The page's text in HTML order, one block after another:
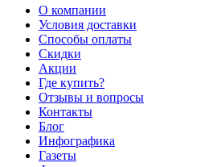
О компании
Условия доставки
Способы оплаты
Скидки
Акции
Где купить?
Отзывы и вопросы
Контакты
Блог
Инфографика
Газеты